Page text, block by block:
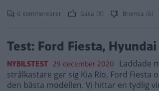
0 kommentarer Gasa (8) Bromsa (6)
Test: Ford Fiesta,
NYBILSTEST 29 december 2020 Laddade
strålkastare ger sig Kia Rio, Ford
den bästa modellen. Vi hittar en tydlig